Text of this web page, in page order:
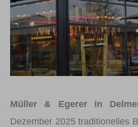
Müller & Egerer in
Dezember 2025 traditionelles